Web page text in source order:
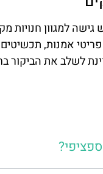
למגוון חנויות
אמנות, תכשיטים
לשלב את הביקור